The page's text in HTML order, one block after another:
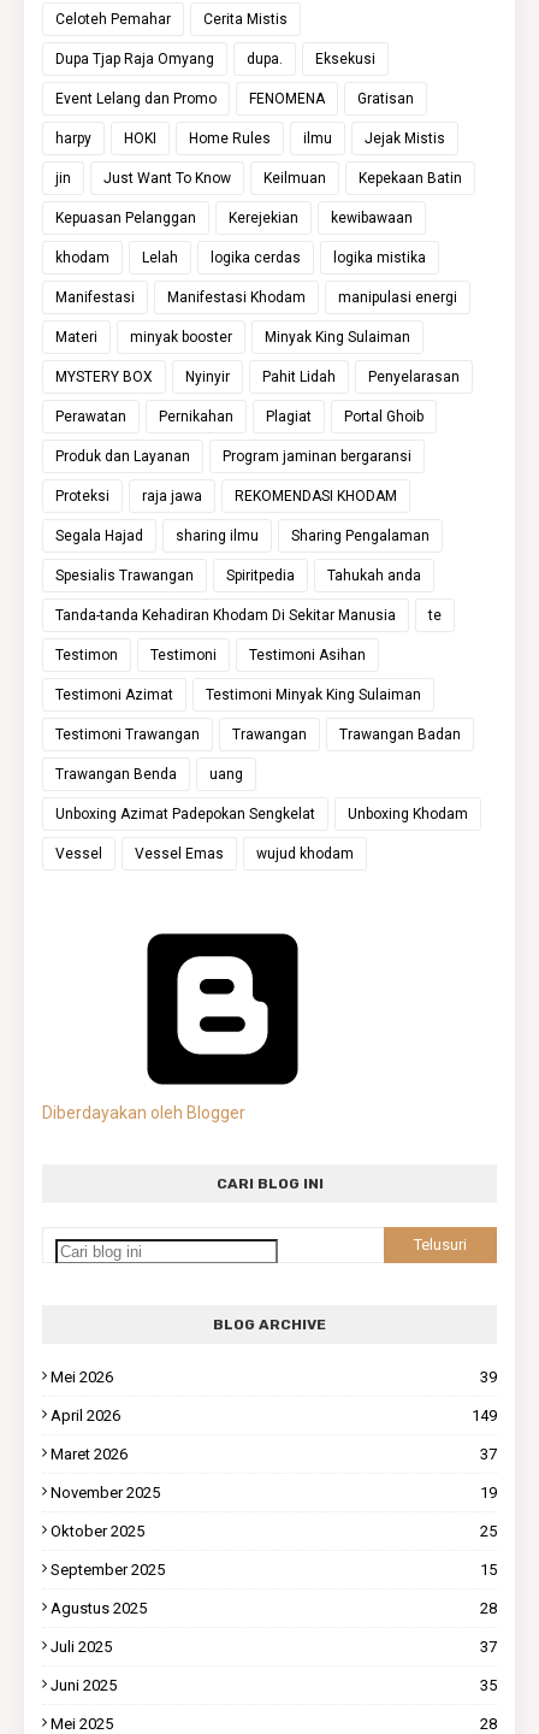
Celoteh Pemahar Cerita Mistis
Dupa Tjap Raja Omyang dupa. Eksekusi
Event Lelang dan Promo FENOMENA Gratisan
harpy HOKI Home Rules ilmu Jejak Mistis
jin Just Want To Know Keilmuan Kepekaan Batin
Kepuasan Pelanggan Kerejekian kewibawaan
khodam Lelah logika cerdas logika mistika
Manifestasi Manifestasi Khodam manipulasi energi
Materi minyak booster Minyak King Sulaiman
MYSTERY BOX Nyinyir Pahit Lidah Penyelarasan
Perawatan Pernikahan Plagiat Portal Ghoib
Produk dan Layanan Program jaminan bergaransi
Proteksi raja jawa REKOMENDASI KHODAM
Segala Hajad sharing ilmu Sharing Pengalaman
Spesialis Trawangan Spiritpedia Tahukah anda
Tanda-tanda Kehadiran Khodam Di Sekitar Manusia te
Testimon Testimoni Testimoni Asihan
Testimoni Azimat Testimoni Minyak King Sulaiman
Testimoni Trawangan Trawangan Trawangan Badan
Trawangan Benda uang
Unboxing Azimat Padepokan Sengkelat Unboxing Khodam
Vessel Vessel Emas wujud khodam
Diberdayakan oleh Blogger
CARI BLOG INI
BLOG ARCHIVE
Mei 2026 39
April 2026 149
Maret 2026 37
November 2025 19
Oktober 2025 25
September 2025 15
Agustus 2025 28
Juli 2025 37
Juni 2025 35
Mei 2025 28